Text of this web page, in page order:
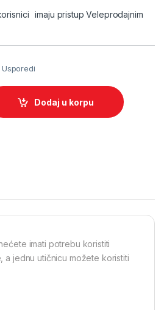
imaju pristup Veleprodajnim
Usporedi
Dodaj u korpu
imati potrebu koristiti
a jednu utičnicu možete koristiti